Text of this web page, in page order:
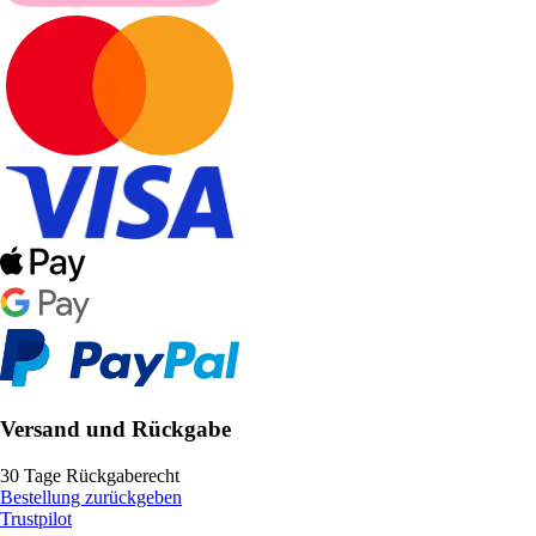
Versand und Rückgabe
30 Tage Rückgaberecht
Bestellung zurückgeben
Trustpilot